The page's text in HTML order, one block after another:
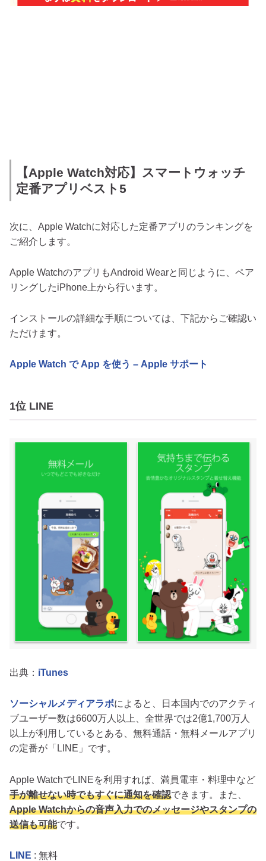
【Apple Watch対応】スマートウォッチ
定番アプリベスト5
次に、Apple Watchに対応した定番アプリのランキングを
ご紹介します。
Apple WatchのアプリもAndroid Wearと同じように、ペア
リングしたiPhone上から行います。
インストールの詳細な手順については、下記からご確認い
ただけます。
Apple Watch で App を使う – Apple サポート
1位 LINE
出典： iTunes
ソーシャルメディアラボによると、日本国内でのアクティ
ブユーザー数は6600万人以上、全世界では2億1,700万人
以上が利用しているとある、無料通話・無料メールアプリ
の定番が「LINE」です。
Apple WatchでLINEを利用すれば、満員電車・料理中など
手が離せない時でもすぐに通知を確認できます。また、
Apple Watchからの音声入力でのメッセージやスタンプの
送信も可能です。
LINE : 無料